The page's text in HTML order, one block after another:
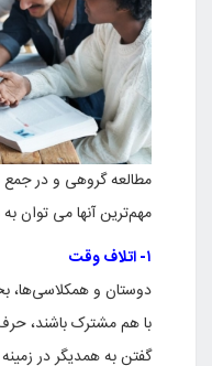
مطالعه گروهی و در جمع
مهم‌ترین آنها می توان به
۱- اتلاف وقت
دوستان و همکلاسی‌ها،
با هم مشترک باشند،
گفتن به همدیگر در زمینه